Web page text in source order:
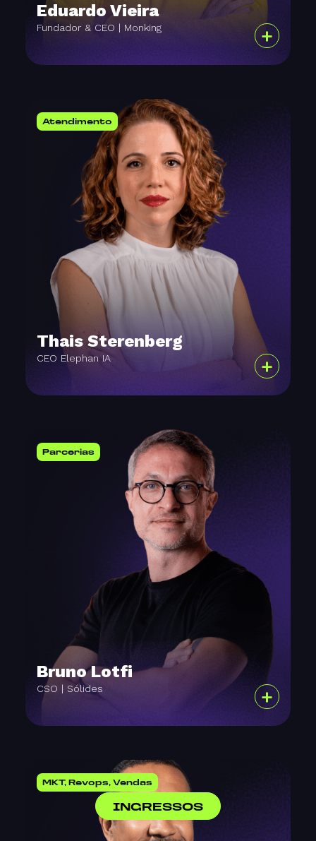
INGRESSOS
Eduardo Vieira
Fundador & CEO | Monking +
Thais Sterenberg
CEO Elephan IA +
Atendimento
Bruno Lotfi
CSO | Sólides +
Parcerias
MKT, Revops, Vendas